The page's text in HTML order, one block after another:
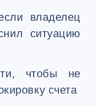
владелец
ситуацию
чтобы не
счета